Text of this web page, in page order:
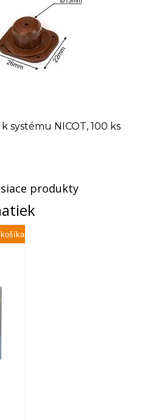
systému NICOT, 100 ks
produkty